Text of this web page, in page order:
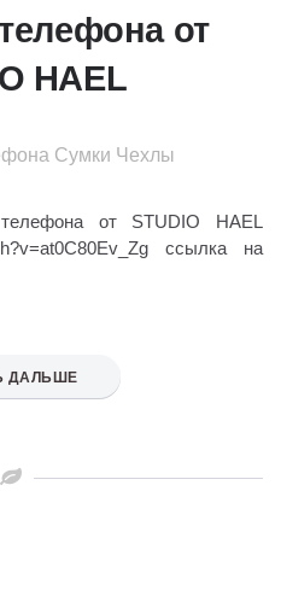
от
HAEL
Сумки Чехлы
от STUDIO HAEL
ссылка на
ДАЛЬШЕ